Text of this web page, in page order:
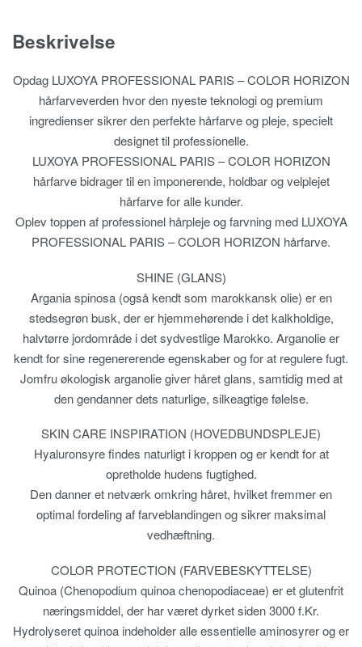
Beskrivelse
Opdag LUXOYA PROFESSIONAL PARIS – COLOR HORIZON
hårfarveverden hvor den nyeste teknologi og premium
ingredienser sikrer den perfekte hårfarve og pleje, specielt
designet til professionelle.
LUXOYA PROFESSIONAL PARIS – COLOR HORIZON
hårfarve bidrager til en imponerende, holdbar og velplejet
hårfarve for alle kunder.
Oplev toppen af professionel hårpleje og farvning med LUXOYA
PROFESSIONAL PARIS – COLOR HORIZON hårfarve.
SHINE (GLANS)
Argania spinosa (også kendt som marokkansk olie) er en
stedsegrøn busk, der er hjemmehørende i det kalkholdige,
halvtørre jordområde i det sydvestlige Marokko. Arganolie er
kendt for sine regenererende egenskaber og for at regulere fugt.
Jomfru økologisk arganolie giver håret glans, samtidig med at
den gendanner dets naturlige, silkeagtige følelse.
SKIN CARE INSPIRATION (HOVEDBUNDSPLEJE)
Hyaluronsyre findes naturligt i kroppen og er kendt for at
opretholde hudens fugtighed.
Den danner et netværk omkring håret, hvilket fremmer en
optimal fordeling af farveblandingen og sikrer maksimal
vedhæftning.
COLOR PROTECTION (FARVEBESKYTTELSE)
Quinoa (Chenopodium quinoa chenopodiaceae) er et glutenfrit
næringsmiddel, der har været dyrket siden 3000 f.Kr.
Hydrolyseret quinoa indeholder alle essentielle aminosyrer og er